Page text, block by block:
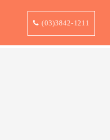
(03)3842-1211